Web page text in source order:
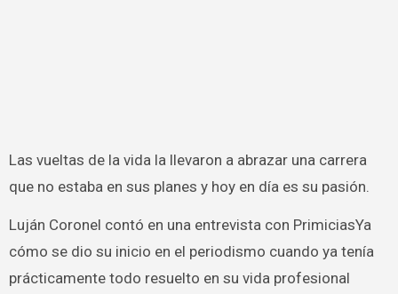
Las vueltas de la vida la llevaron a abrazar una carrera
que no estaba en sus planes y hoy en día es su pasión.
Luján Coronel contó en una entrevista con PrimiciasYa
cómo se dio su inicio en el periodismo cuando ya tenía
prácticamente todo resuelto en su vida profesional